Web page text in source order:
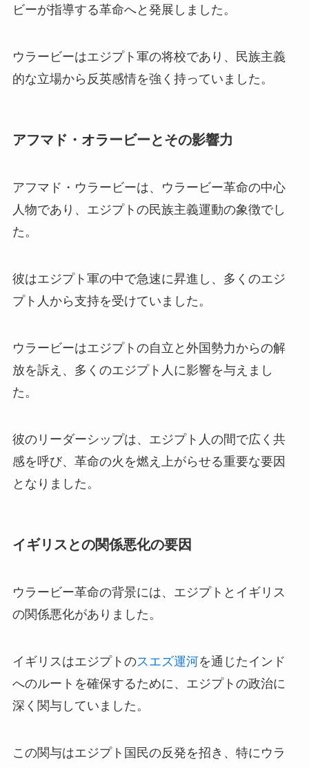
ビーが指導する革命へと発展しました。
ウラービーはエジプト軍の将校であり、民族主義
的な立場から反英感情を強く持っていました。
アフマド・オラービーとその影響力
アフマド・ウラービーは、ウラービー革命の中心
人物であり、エジプトの民族主義運動の象徴でし
た。
彼はエジプト軍の中で急速に昇進し、多くのエジ
プト人から支持を受けていました。
ウラービーはエジプトの自立と外国勢力からの解
放を訴え、多くのエジプト人に影響を与えまし
た。
彼のリーダーシップは、エジプト人の間で広く共
感を呼び、革命の火を燃え上がらせる重要な要因
となりました。
イギリスとの関係悪化の要因
ウラービー革命の背景には、エジプトとイギリス
の関係悪化がありました。
イギリスはエジプトのスエズ運河を通じたインド
へのルートを確保するために、エジプトの政治に
深く関与していました。
この関与はエジプト国民の反発を招き、特にウラ